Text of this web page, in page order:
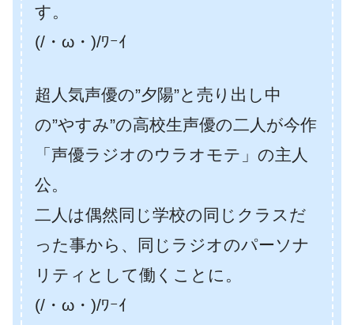
す。
(/・ω・)/ﾜｰｲ
超人気声優の”夕陽”と売り出し中
の”やすみ”の高校生声優の二人が今作
「声優ラジオのウラオモテ」の主人
公。
二人は偶然同じ学校の同じクラスだ
った事から、同じラジオのパーソナ
リティとして働くことに。
(/・ω・)/ﾜｰｲ